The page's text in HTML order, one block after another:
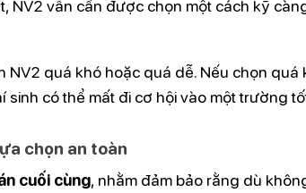
NV2 vẫn cần được chọn một cách kỹ
NV2 quá khó hoặc quá dễ. Nếu chọn quá
sinh có thể mất đi cơ hội vào một trường
chọn an toàn
cuối cùng, nhằm đảm bảo rằng dù